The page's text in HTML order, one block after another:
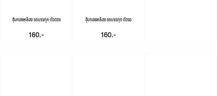
จุ๊บทองเหลือง รถบรรทุก ตัวตรง
160.-
จุ๊บทองเหลือง รถบรรทุก ตัวงอ
160.-